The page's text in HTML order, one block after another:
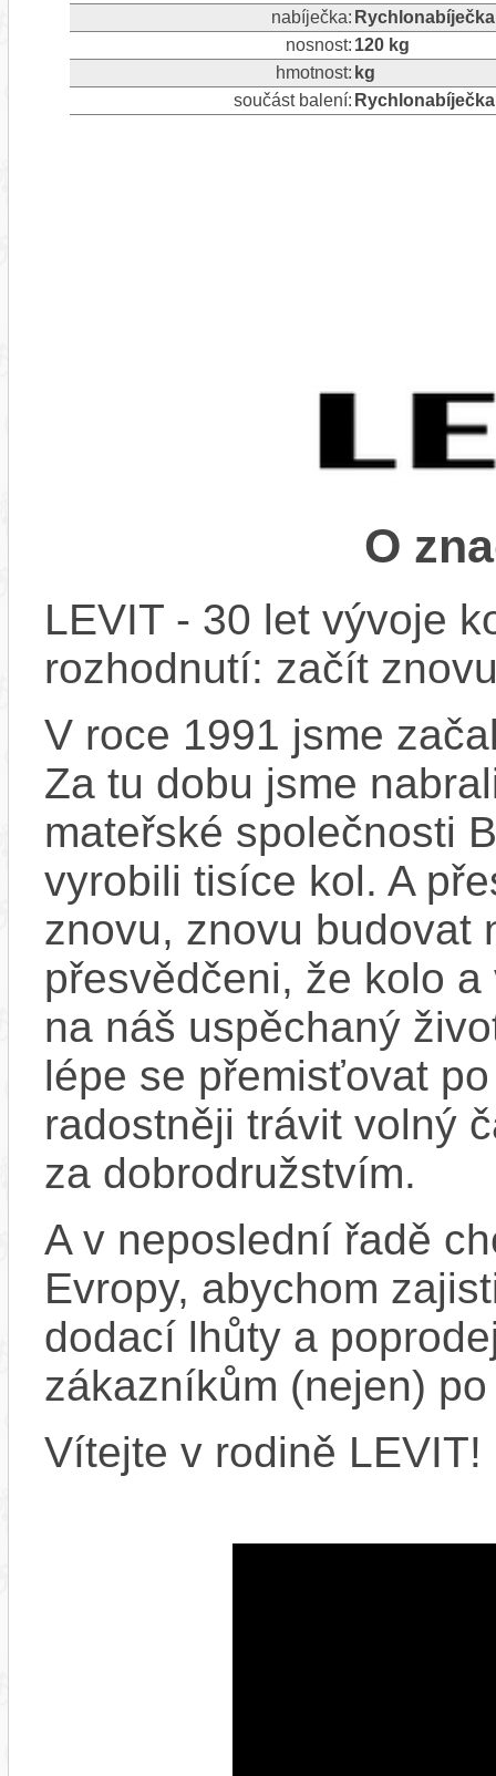
nabíječka:
nosnost: 120 kg
hmotnost: kg
součást balení:
O
LEVIT - 30 let vývoje
rozhodnutí: začít
V roce 1991 jsme
Za tu dobu jsme
mateřské společnosti
vyrobili tisíce kol. A
znovu, znovu budovat
přesvědčeni, že kolo
na náš uspěchaný
lépe se přemisťovat
radostněji trávit volný
za dobrodružstvím.
A v neposlední řadě
Evropy, abychom
dodací lhůty a
zákazníkům (nejen)
Vítejte v rodině LEVIT!